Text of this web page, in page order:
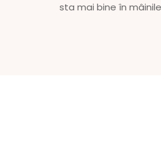
sta mai bine în